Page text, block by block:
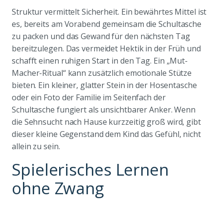
Struktur vermittelt Sicherheit. Ein bewährtes Mittel ist
es, bereits am Vorabend gemeinsam die Schultasche
zu packen und das Gewand für den nächsten Tag
bereitzulegen. Das vermeidet Hektik in der Früh und
schafft einen ruhigen Start in den Tag. Ein „Mut-
Macher-Ritual“ kann zusätzlich emotionale Stütze
bieten. Ein kleiner, glatter Stein in der Hosentasche
oder ein Foto der Familie im Seitenfach der
Schultasche fungiert als unsichtbarer Anker. Wenn
die Sehnsucht nach Hause kurzzeitig groß wird, gibt
dieser kleine Gegenstand dem Kind das Gefühl, nicht
allein zu sein.
Spielerisches Lernen
ohne Zwang